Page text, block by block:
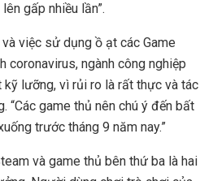
gấp nhiều lần”.
việc sử dụng ồ ạt các Game
coronavirus, ngành công nghiệp
lưỡng, vì rủi ro là rất thực và tác
“Các game thủ nên chú ý đến bất
trước tháng 9 năm nay.”
và game thủ bên thứ ba là hai